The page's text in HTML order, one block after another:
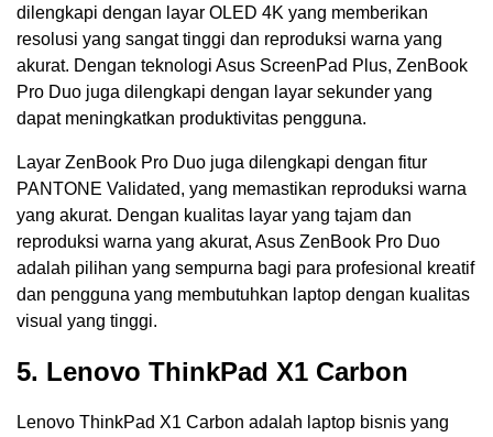
dilengkapi dengan layar OLED 4K yang memberikan
resolusi yang sangat tinggi dan reproduksi warna yang
akurat. Dengan teknologi Asus ScreenPad Plus, ZenBook
Pro Duo juga dilengkapi dengan layar sekunder yang
dapat meningkatkan produktivitas pengguna.
Layar ZenBook Pro Duo juga dilengkapi dengan fitur
PANTONE Validated, yang memastikan reproduksi warna
yang akurat. Dengan kualitas layar yang tajam dan
reproduksi warna yang akurat, Asus ZenBook Pro Duo
adalah pilihan yang sempurna bagi para profesional kreatif
dan pengguna yang membutuhkan laptop dengan kualitas
visual yang tinggi.
5. Lenovo ThinkPad X1 Carbon
Lenovo ThinkPad X1 Carbon adalah laptop bisnis yang